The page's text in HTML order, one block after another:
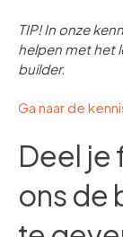
TIP! In onze
helpen met het
builder.
Ga naar de
Deel je
ons de